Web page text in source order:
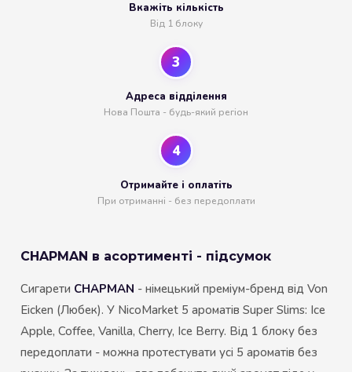
Вкажіть кількість
Від 1 блоку
3
Адреса відділення
Нова Пошта - будь-який регіон
4
Отримайте і оплатіть
При отриманні - без передоплати
CHAPMAN в асортименті - підсумок
Сигарети CHAPMAN - німецький преміум-бренд від Von
Eicken (Любек). У NicoMarket 5 ароматів Super Slims: Ice
Apple, Coffee, Vanilla, Cherry, Ice Berry. Від 1 блоку без
передоплати - можна протестувати усі 5 ароматів без